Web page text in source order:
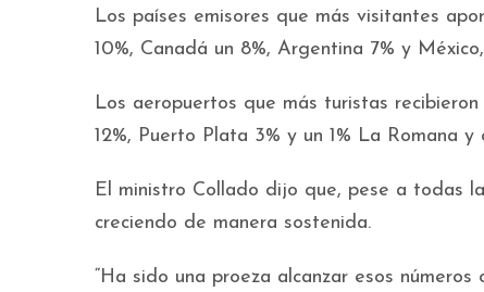
Los países emisores que más visitantes
10%, Canadá un 8%, Argentina 7% y
Los aeropuertos que más turistas
12%, Puerto Plata 3% y un 1% La Romana y
El ministro Collado dijo que, pese a todas
creciendo de manera sostenida.
“Ha sido una proeza alcanzar esos